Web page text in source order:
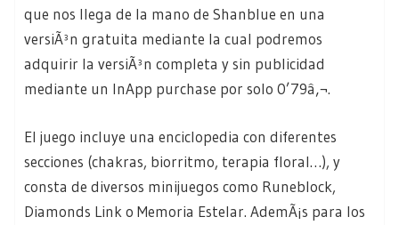
que nos llega de la mano de Shanblue en una
versiÃ³n gratuita mediante la cual podremos
adquirir la versiÃ³n completa y sin publicidad
mediante un InApp purchase por solo 0’79â‚¬.
El juego incluye una enciclopedia con diferentes
secciones (chakras, biorritmo, terapia floral…), y
consta de diversos minijuegos como Runeblock,
Diamonds Link o Memoria Estelar. AdemÃ¡s para los